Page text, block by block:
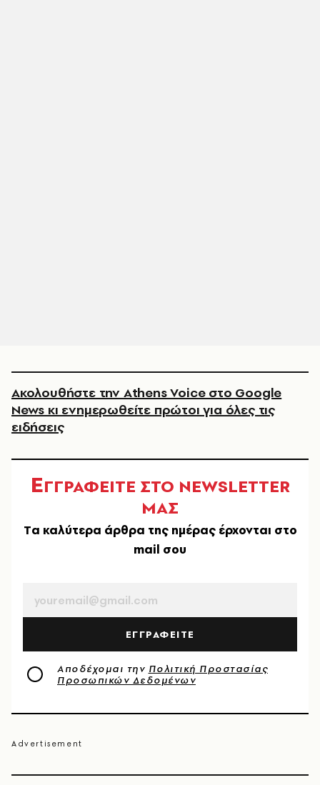
Ακολουθήστε την Athens Voice στο Google
News κι ενημερωθείτε πρώτοι για όλες τις
ειδήσεις
ΕΓΓΡΑΦΕΙΤΕ ΣΤΟ NEWSLETTER
ΜΑΣ
Tα καλύτερα άρθρα της ημέρας έρχονται στο
mail σου
ΕΓΓΡΑΦΕΙΤΕ
Αποδέχομαι την Πολιτική Προστασίας
Προσωπικών Δεδομένων